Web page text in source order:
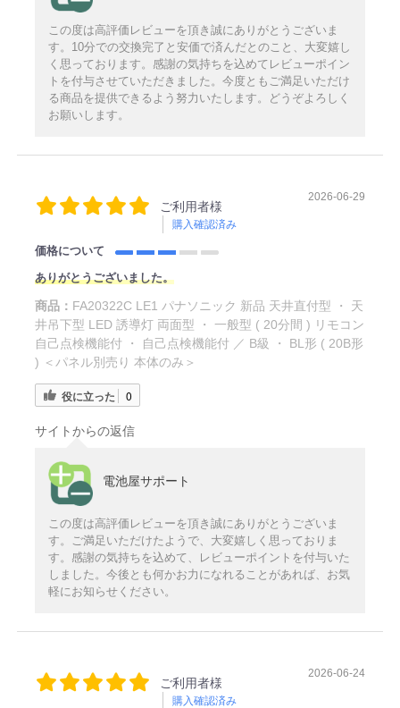
この度は高評価レビューを頂き誠にありがとうございま
す。10分での交換完了と安価で済んだとのこと、大変嬉し
く思っております。感謝の気持ちを込めてレビューポイン
トを付与させていただきました。今度ともご満足いただけ
る商品を提供できるよう努力いたします。どうぞよろしく
お願いします。
ご利用者様
購入確認済み
2026-06-29
価格について
ありがとうございました。
商品： FA20322C LE1 パナソニック 新品 天井直付型 ・ 天
井吊下型 LED 誘導灯 両面型 ・ 一般型 ( 20分間 ) リモコン
自己点検機能付 ・ 自己点検機能付 ／ B級 ・ BL形 ( 20B形
) ＜パネル別売り 本体のみ＞
役に立った 0
サイトからの返信
電池屋サポート
この度は高評価レビューを頂き誠にありがとうございま
す。ご満足いただけたようで、大変嬉しく思っておりま
す。感謝の気持ちを込めて、レビューポイントを付与いた
しました。今後とも何かお力になれることがあれば、お気
軽にお知らせください。
ご利用者様
購入確認済み
2026-06-24